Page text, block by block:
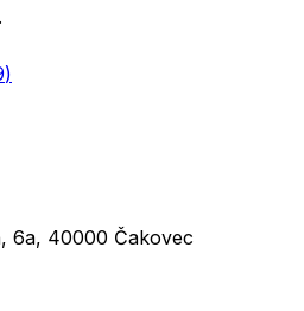
)
6a, 40000 Čakovec